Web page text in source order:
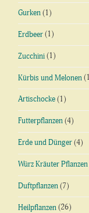
Gurken (1)
Erdbeer (1)
Zucchini (1)
Kürbis und Melonen
Artischocke (1)
Futterpflanzen (4)
Erde und Dünger (4)
Würz Kräuter Pflanzen
Duftpflanzen (7)
Heilpflanzen (26)